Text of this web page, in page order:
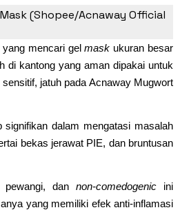
Gel Mask
(Shopee/Acnaway Official
yang mencari gelmask ukuran besar
di kantong yang aman dipakai untuk
jatuh pada Acnaway Mugwort
dalam mengatasi masalah
bekas jerawat PIE, dan bruntusan
pewangi, dan non-comedogenic ini
yang memiliki efek anti-inflamasi